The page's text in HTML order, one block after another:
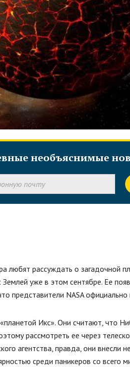
необъяснимые
любят рассуждать о загадочной
Землей уже в этом сентябре. Ее
представители NASA
Икс». Они считают, что
рассмотреть ее через
агентства, правда, они внесли
среди паникеров со всего